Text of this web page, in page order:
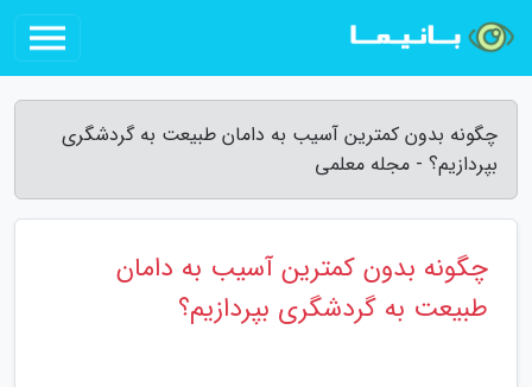
چگونه بدون کمترین آسیب به دامان طبیعت به گردشگری
بپردازیم؟ - مجله معلمی
چگونه بدون کمترین آسیب به دامان
طبیعت به گردشگری بپردازیم؟